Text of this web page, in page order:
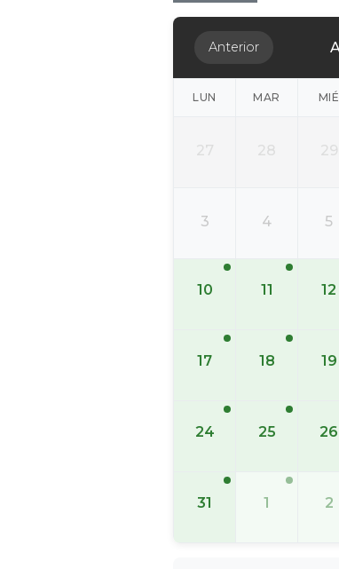
Anterior
LUN MAR MIÉ
27 28 29
3 4 5
10 11 12
17 18 19
24 25 26
31 1 2